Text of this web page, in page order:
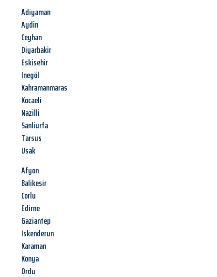
Adiyaman
Aydin
Ceyhan
Diyarbakir
Eskisehir
Inegöl
Kahramanmaras
Kocaeli
Nazilli
Sanliurfa
Tarsus
Usak
Afyon
Balikesir
Corlu
Edirne
Gaziantep
Iskenderun
Karaman
Konya
Ordu